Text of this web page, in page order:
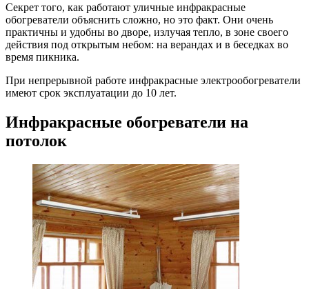
Секрет того, как работают уличные инфракрасные
обогреватели объяснить сложно, но это факт. Они очень
практичны и удобны во дворе, излучая тепло, в зоне своего
действия под открытым небом: на верандах и в беседках во
время пикника.
При непрерывной работе инфракрасные электрообогреватели
имеют срок эксплуатации до 10 лет.
Инфракрасные обогреватели на
потолок